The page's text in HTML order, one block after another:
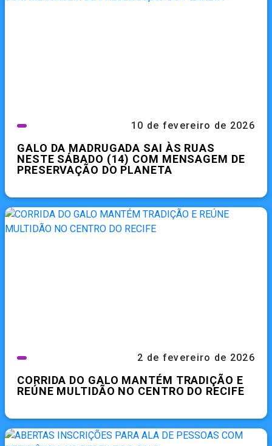
10 de fevereiro de 2026
GALO DA MADRUGADA SAI ÀS RUAS
NESTE SÁBADO (14) COM MENSAGEM DE
PRESERVAÇÃO DO PLANETA
2 de fevereiro de 2026
CORRIDA DO GALO MANTÉM TRADIÇÃO E
REÚNE MULTIDÃO NO CENTRO DO RECIFE